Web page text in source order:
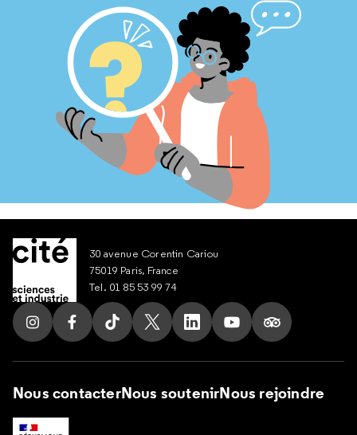
30 avenue Corentin Cariou
75019 Paris, France
Tel. 01 85 53 99 74
Suivez nous sur Instagram
Suivez nous sur Facebook
Suivez nous sur Tik Tok
Suivez nous sur X
Suivez nous sur LinkedIn
Suivez nous sur
Suivez nous
Nous contacterNous soutenirNous rejoindre